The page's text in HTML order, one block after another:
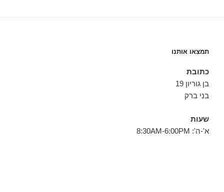
תמצאו אותנו
כתובת
בן גוריון 19
בני ברק
שעות
א'-ה': 8:30AM-6:00PM